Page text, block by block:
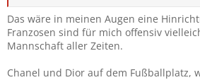
Das wäre in meinen Augen eine
Franzosen sind für mich offensiv
Mannschaft aller Zeiten.
Chanel und Dior auf dem Fußballplatz,